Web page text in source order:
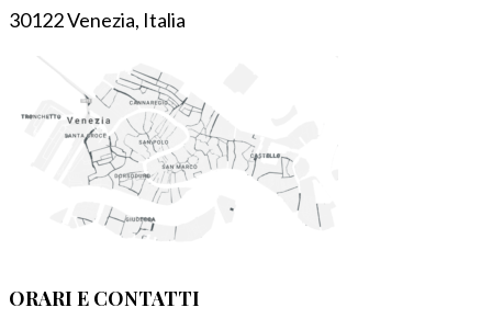
30122 Venezia, Italia
ORARI E CONTATTI